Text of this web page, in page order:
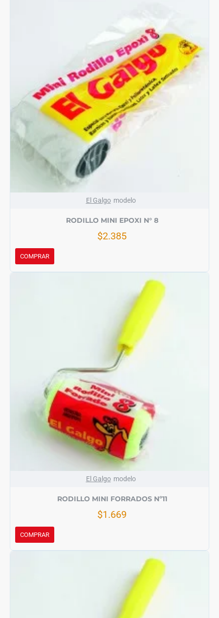
El Galgo modelo
RODILLO MINI EPOXI N° 8
$2.385
COMPRAR
El Galgo modelo
RODILLO MINI FORRADOS Nº11
$1.669
COMPRAR